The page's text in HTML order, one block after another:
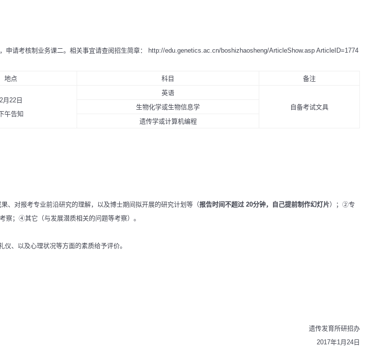
申请考核制业务课二。相关事宜请查阅招生简章：
http://edu.genetics.ac.cn/boshizhaosheng/ArticleShow.asp ArticleID=1774
地点 科目
备注
2月22日
午告知
英语
自备考试文具
生物化学或生物信息学
遗传学或计算机编程
、对报考专业前沿研究的理解，以及博士期间拟开展的研究计划等（报告时间不超过 20分钟，自己提前制作幻灯片）；②专
察；④其它（与发展潜质相关的问题等考察）。
、以及心理状况等方面的素质给予评价。
遗传发育所研招办
2017年1月24日